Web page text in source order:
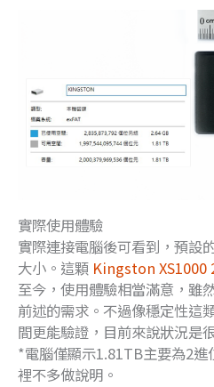
實際使用體驗
實際連接電腦後可看到，預設
大小。這顆 Kingston XS1000
至今，使用體驗相當滿意，雖
前述的需求。不過像穩定性這
間更能驗證，目前來說狀況是
*電腦僅顯示1.81TB主要為2
裡不多做說明。